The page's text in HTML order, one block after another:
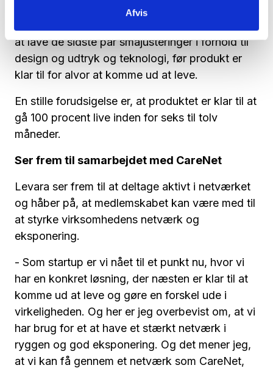
Afvis
Københavns Kommunes hjælpemiddelscenter. I
at lave de sidste par småjusteringer i forhold til
design og udtryk og teknologi, før produkt er
klar til for alvor at komme ud at leve.
En stille forudsigelse er, at produktet er klar til at
gå 100 procent live inden for seks til tolv
måneder.
Ser frem til samarbejdet med CareNet
Levara ser frem til at deltage aktivt i netværket
og håber på, at medlemskabet kan være med til
at styrke virksomhedens netværk og
eksponering.
- Som startup er vi nået til et punkt nu, hvor vi
har en konkret løsning, der næsten er klar til at
komme ud at leve og gøre en forskel ude i
virkeligheden. Og her er jeg overbevist om, at vi
har brug for et at have et stærkt netværk i
ryggen og god eksponering. Og det mener jeg,
at vi kan få gennem et netværk som CareNet,